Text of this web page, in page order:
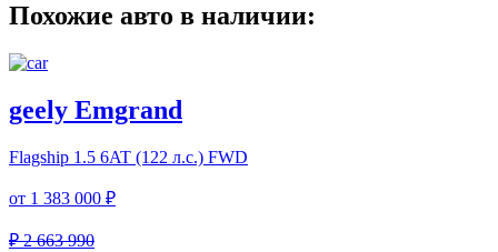
Похожие авто в наличии:
geely Emgrand
Flagship 1.5 6AT (122 л.с.) FWD
от 1 383 000 ₽
₽ 2 663 990